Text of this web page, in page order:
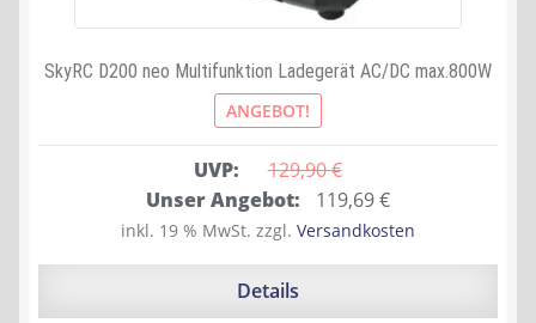
SkyRC D200 neo Multifunktion Ladegerät AC/DC max.800W
ANGEBOT!
UVP: 129,90 €
Ursprünglicher
Preis
war:
Unser Angebot: 119,69€Aktueller
Preis
ist:
inkl. 19 % MwSt. zzgl. Versandkosten
Details